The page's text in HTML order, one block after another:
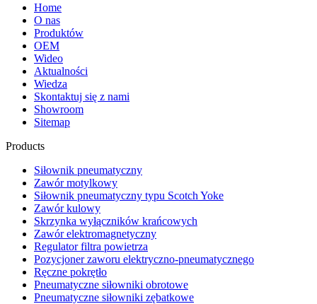
Home
O nas
Produktów
OEM
Wideo
Aktualności
Wiedza
Skontaktuj się z nami
Showroom
Sitemap
Products
Siłownik pneumatyczny
Zawór motylkowy
Siłownik pneumatyczny typu Scotch Yoke
Zawór kulowy
Skrzynka wyłączników krańcowych
Zawór elektromagnetyczny
Regulator filtra powietrza
Pozycjoner zaworu elektryczno-pneumatycznego
Ręczne pokrętło
Pneumatyczne siłowniki obrotowe
Pneumatyczne siłowniki zębatkowe